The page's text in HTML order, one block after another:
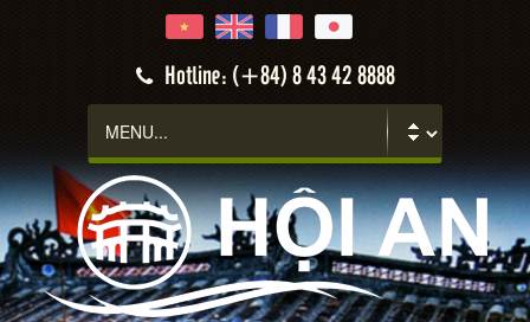
Hotline: (+84) 8 43 42 8888